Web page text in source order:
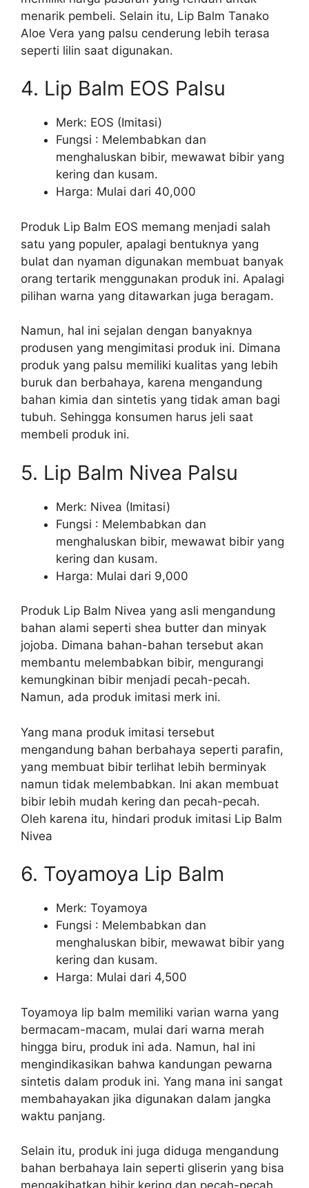
menarik pembeli. Selain itu, Lip Balm Tanako
Aloe Vera yang palsu cenderung lebih terasa
seperti lilin saat digunakan.
4. Lip Balm EOS Palsu
Merk: EOS (Imitasi)
Fungsi : Melembabkan dan
menghaluskan bibir, mewawat bibir yang
kering dan kusam.
Harga: Mulai dari 40,000
Produk Lip Balm EOS memang menjadi salah
satu yang populer, apalagi bentuknya yang
bulat dan nyaman digunakan membuat banyak
orang tertarik menggunakan produk ini. Apalagi
pilihan warna yang ditawarkan juga beragam.
Namun, hal ini sejalan dengan banyaknya
produsen yang mengimitasi produk ini. Dimana
produk yang palsu memiliki kualitas yang lebih
buruk dan berbahaya, karena mengandung
bahan kimia dan sintetis yang tidak aman bagi
tubuh. Sehingga konsumen harus jeli saat
membeli produk ini.
5. Lip Balm Nivea Palsu
Merk: Nivea (Imitasi)
Fungsi : Melembabkan dan
menghaluskan bibir, mewawat bibir yang
kering dan kusam.
Harga: Mulai dari 9,000
Produk Lip Balm Nivea yang asli mengandung
bahan alami seperti shea butter dan minyak
jojoba. Dimana bahan-bahan tersebut akan
membantu melembabkan bibir, mengurangi
kemungkinan bibir menjadi pecah-pecah.
Namun, ada produk imitasi merk ini.
Yang mana produk imitasi tersebut
mengandung bahan berbahaya seperti parafin,
yang membuat bibir terlihat lebih berminyak
namun tidak melembabkan. Ini akan membuat
bibir lebih mudah kering dan pecah-pecah.
Oleh karena itu, hindari produk imitasi Lip Balm
Nivea
6. Toyamoya Lip Balm
Merk: Toyamoya
Fungsi : Melembabkan dan
menghaluskan bibir, mewawat bibir yang
kering dan kusam.
Harga: Mulai dari 4,500
Toyamoya lip balm memiliki varian warna yang
bermacam-macam, mulai dari warna merah
hingga biru, produk ini ada. Namun, hal ini
mengindikasikan bahwa kandungan pewarna
sintetis dalam produk ini. Yang mana ini sangat
membahayakan jika digunakan dalam jangka
waktu panjang.
Selain itu, produk ini juga diduga mengandung
bahan berbahaya lain seperti gliserin yang bisa